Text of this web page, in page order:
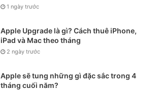
1 ngày trước
Apple Upgrade là gì? Cách thuê iPhone,
iPad và Mac theo tháng
2 ngày trước
Apple sẽ tung những gì đặc sắc trong 4
tháng cuối năm?